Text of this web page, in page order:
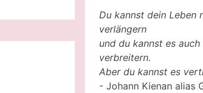
Du kannst dein Leben
verlängern
und du kannst es
verbreitern.
Aber du kannst es
- Johann Kienan alias